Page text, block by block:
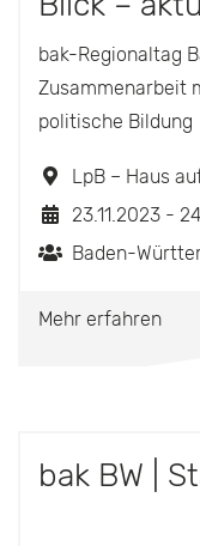
Schule
bak-Regionaltag
Zusammenarbeit
politische Bildung
LpB – Haus
23.11.2023 -
Baden-
Mehr erfahren
bak BW |